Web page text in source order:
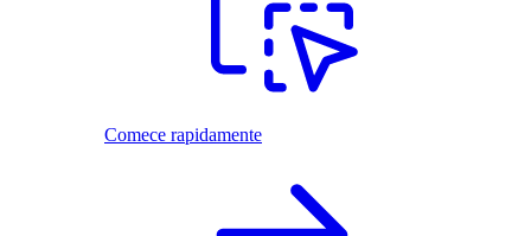
Comece rapidamente